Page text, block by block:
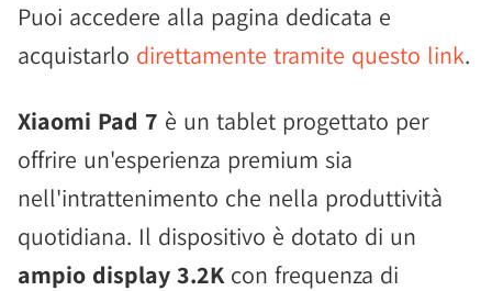
Puoi accedere alla pagina dedicata e
acquistarlo direttamente tramite questo link.
Xiaomi Pad 7 è un tablet progettato per
offrire un'esperienza premium sia
nell'intrattenimento che nella produttività
quotidiana. Il dispositivo è dotato di un
ampio display 3.2Kcon frequenza di